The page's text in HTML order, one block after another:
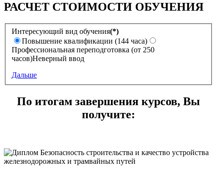
РАСЧЕТ СТОИМОСТИ ОБУЧЕНИЯ
Интересующий вид обучения(*)
Повышение квалификации (144 часа)
Профессиональная переподготовка (от 250
часов)Неверный ввод
Дальше
По итогам завершения курсов, Вы
получите: